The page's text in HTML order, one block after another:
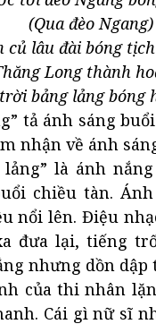
(Qua đèo Ngang)
củ lâu đài bóng
Long thành
bảng lảng bóng
tả ánh sáng
nhận về ánh
là ánh
chiều tàn.
nổi lên. Điệu
đưa lại, tiếng
nhưng dồn dập
của thi nhân
Cái gì nữ sĩ